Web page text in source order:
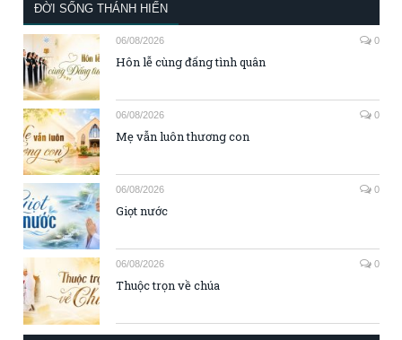
ĐỜI SỐNG THÁNH HIẾN
06/08/2026 0
Hôn lễ cùng đấng tình quân
06/08/2026 0
Mẹ vẫn luôn thương con
06/08/2026 0
Giọt nước
06/08/2026 0
Thuộc trọn về chúa